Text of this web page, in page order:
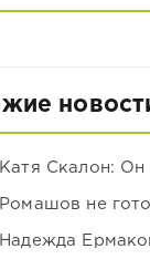
Катя Скалон:
Ромашов не
Надежда